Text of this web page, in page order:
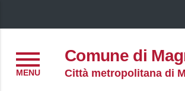
Comune di
Città metropolitana di